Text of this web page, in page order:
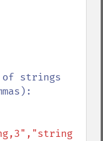
of strings